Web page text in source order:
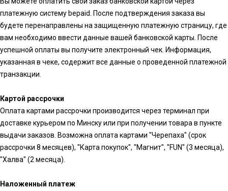
платежную систему bepaid. После подтверждения заказа вы
будете перенаправлены на защищенную платежную страницу, где
вам необходимо ввести данные вашей банковской карты. После
успешной оплаты вы получите электронный чек. Информация,
указанная в чеке, содержит все данные о проведенной платежной
транзакции.
Картой рассрочки
Оплата картами рассрочки производится через терминал при
доставке курьером по Минску или при получении товара в пункте
выдачи заказов. Возможна оплата картами "Черепаха" (срок
рассрочки 8 месяцев), "Карта покупок", "Магнит", "FUN" (3 месяца),
"Халва" (2 месяца).
Наложенный платеж